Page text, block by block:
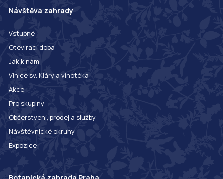
Návštěva zahrady
Vstupné
Otevírací doba
Jak k nám
Vinice sv. Kláry a vinotéka
Akce
Pro skupiny
Občerstvení, prodej a služby
Návštěvnické okruhy
Expozice